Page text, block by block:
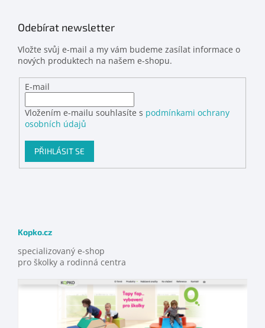
Odebírat newsletter
Vložte svůj e-mail a my vám budeme zasílat informace o
nových produktech na našem e-shopu.
E-mail
Vložením e-mailu souhlasíte s podmínkami ochrany
osobních údajů
PŘIHLÁSIT SE
Kopko.cz
specializovaný e-shop
pro školky a rodinná centra